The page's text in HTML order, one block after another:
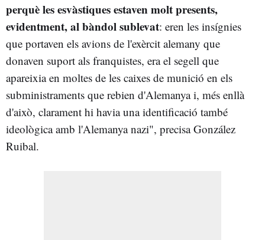
perquè les esvàstiques estaven molt presents,
evidentment, al bàndol sublevat: eren les insígnies
que portaven els avions de l'exèrcit alemany que
donaven suport als franquistes, era el segell que
apareixia en moltes de les caixes de munició en els
subministraments que rebien d'Alemanya i, més enllà
d'això, clarament hi havia una identificació també
ideològica amb l'Alemanya nazi", precisa González
Ruibal.